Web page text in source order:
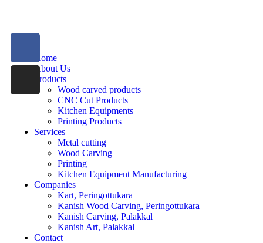
Home
About Us
Products
Wood carved products
CNC Cut Products
Kitchen Equipments
Printing Products
Services
Metal cutting
Wood Carving
Printing
Kitchen Equipment Manufacturing
Companies
Kart, Peringottukara
Kanish Wood Carving, Peringottukara
Kanish Carving, Palakkal
Kanish Art, Palakkal
Contact